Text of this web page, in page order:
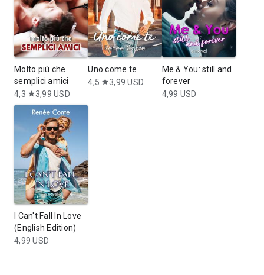
Molto più che
semplici amici
4,3 star3,99 USD
Uno come te
4,5 star3,99 USD
Me & You: still and
forever
4,99 USD
I Can't Fall In Love
(English Edition)
4,99 USD